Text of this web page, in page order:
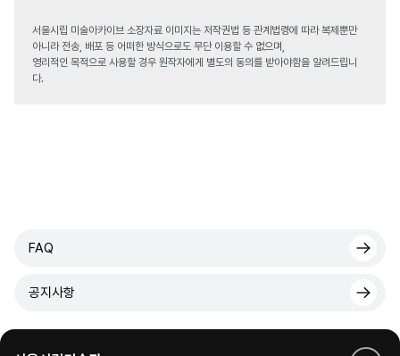
서울시립 미술아카이브 소장자료 이미지는 저작권법 등 관계법령에 따라 복제뿐만
아니라 전송, 배포 등 어떠한 방식으로도 무단 이용할 수 없으며,
영리적인 목적으로 사용할 경우 원작자에게 별도의 동의를 받아야함을 알려드립니
다.
FAQ
공지사항